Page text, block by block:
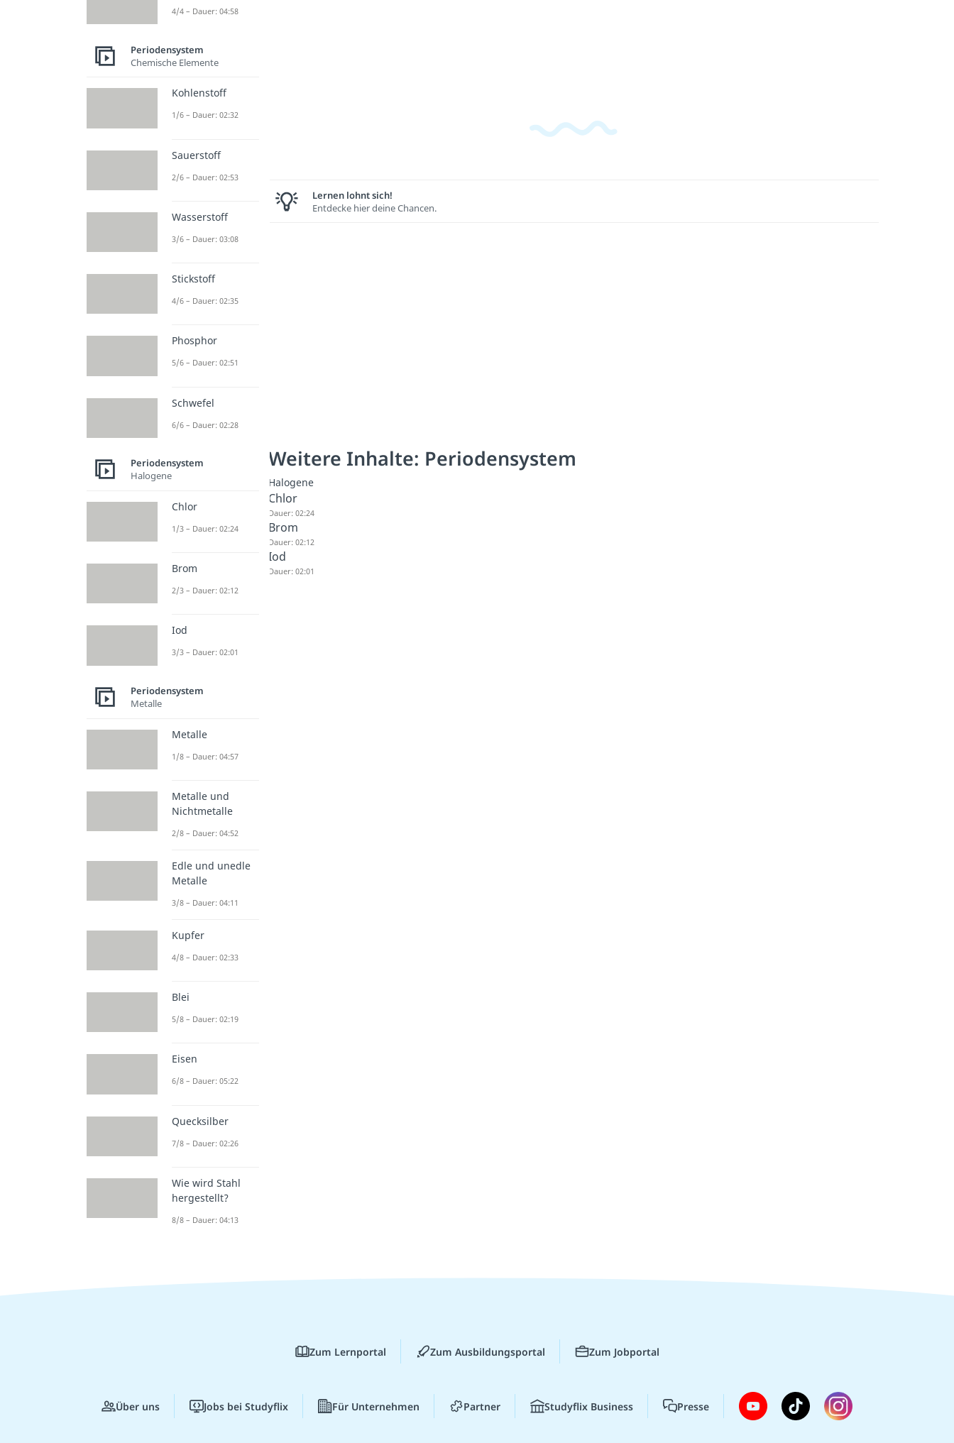
Lernen lohnt sich!
Entdecke hier deine Chancen.
Weitere Inhalte: Periodensystem
Halogene
Chlor
Dauer: 02:24
Brom
Dauer: 02:12
Iod
Dauer: 02:01
4/4 – Dauer: 04:58
Periodensystem
Chemische Elemente
Kohlenstoff
1/6 – Dauer: 02:32
Sauerstoff
2/6 – Dauer: 02:53
Wasserstoff
3/6 – Dauer: 03:08
Stickstoff
4/6 – Dauer: 02:35
Phosphor
5/6 – Dauer: 02:51
Schwefel
6/6 – Dauer: 02:28
Periodensystem
Halogene
Chlor
1/3 – Dauer: 02:24
Brom
2/3 – Dauer: 02:12
Iod
3/3 – Dauer: 02:01
Periodensystem
Metalle
Metalle
1/8 – Dauer: 04:57
Metalle und
Nichtmetalle
2/8 – Dauer: 04:52
Edle und unedle
Metalle
3/8 – Dauer: 04:11
Kupfer
4/8 – Dauer: 02:33
Blei
5/8 – Dauer: 02:19
Eisen
6/8 – Dauer: 05:22
Quecksilber
7/8 – Dauer: 02:26
Wie wird Stahl
hergestellt?
8/8 – Dauer: 04:13
Zum Lernportal Zum Ausbildungsportal Zum Jobportal
Über uns Jobs bei Studyflix Für Unternehmen Partner Studyflix Business Presse